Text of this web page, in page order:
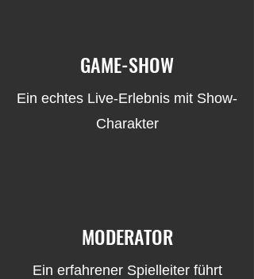
GAME-SHOW
Ein echtes Live-Erlebnis mit Show-
Charakter
MODERATOR
Ein erfahrener Spielleiter führt